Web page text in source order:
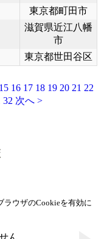
東京都町田市
滋賀県近江八幡
市
東京都世田谷区
15 16 17 18 19 20 21 22
32 次へ >
ラウザのCookieを有効に
ん